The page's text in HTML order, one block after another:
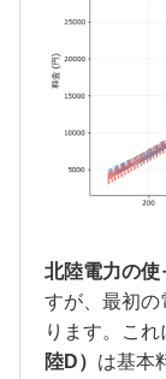
北陸電力の使
すが、最初の
ります。これ
陸D） は基本